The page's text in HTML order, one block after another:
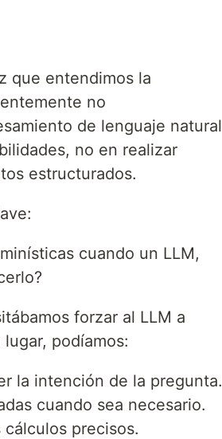
que entendimos la
no
de lenguaje natural
no en realizar
estructurados.
cuando un LLM,
forzar al LLM a
podíamos:
la intención de la pregunta.
cuando sea necesario.
precisos.